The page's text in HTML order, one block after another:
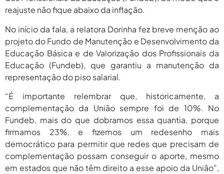
reajuste não fique abaixo da inflação.
No início da fala, a relatora Dorinha fez breve menção ao
projeto do Fundo de Manutenção e Desenvolvimento da
Educação Básica e de Valorização dos Profissionais da
Educação (Fundeb), que garantiu a manutenção da
representação do piso salarial.
“É importante relembrar que, historicamente, a
complementação da União sempre foi de 10%. No
Fundeb, mais do que dobramos essa quantia, porque
firmamos 23%, e fizemos um redesenho mais
democrático para permitir que redes que precisam de
complementação possam conseguir o aporte, mesmo
em estados que não têm direito a esse apoio da União”,